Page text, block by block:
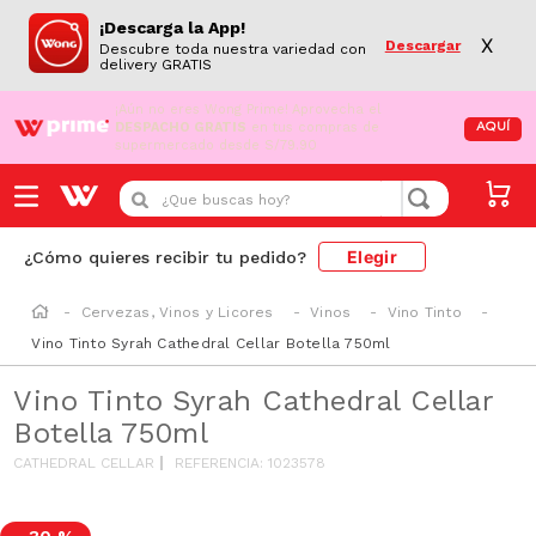
¡Descarga la App!
Descubre toda nuestra variedad con
delivery GRATIS
Descargar X
¡Aún no eres Wong Prime! Aprovecha el
DESPACHO GRATIS en tus compras de
supermercado desde S/79.90
AQUÍ
¿Que buscas hoy?
¿Cómo quieres recibir tu pedido? Elegir
Cervezas, Vinos y Licores Vinos
Vino Tinto
Vino Tinto Syrah Cathedral Cellar Botella 750ml
Vino Tinto Syrah Cathedral Cellar
Botella 750ml
CATHEDRAL CELLAR REFERENCIA:1023578